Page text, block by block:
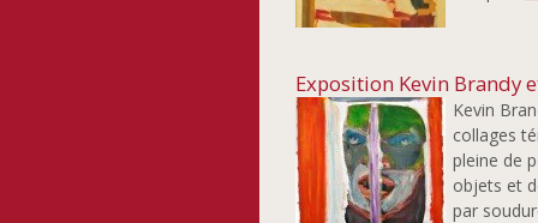
Exposition Kevin Brandy
Kevin
collages
pleine de
objets et
par